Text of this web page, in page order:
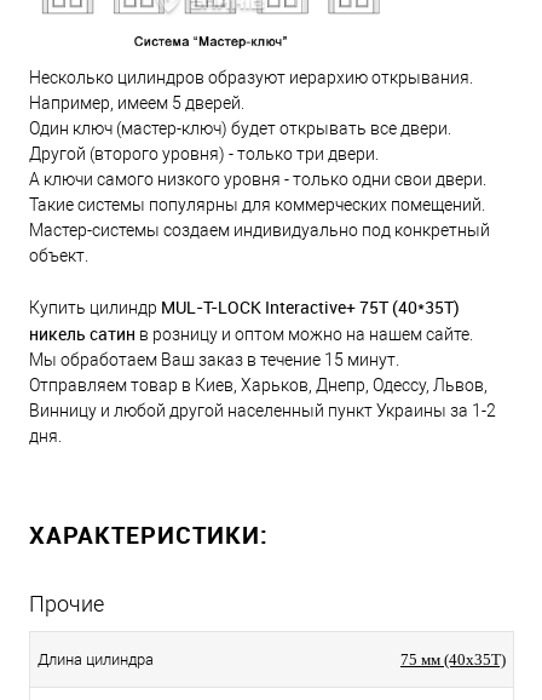
Несколько цилиндров образуют иерархию открывания.
Например, имеем 5 дверей.
Один ключ (мастер-ключ) будет открывать все двери.
Другой (второго уровня) - только три двери.
А ключи самого низкого уровня - только одни свои двери.
Такие системы популярны для коммерческих помещений.
Мастер-системы создаем индивидуально под конкретный
объект.
Купить цилиндр MUL-T-LOCK Interactive+ 75Т (40*35T)
никель сатин в розницу и оптом можно на нашем сайте.
Мы обработаем Ваш заказ в течение 15 минут.
Отправляем товар в Киев, Харьков, Днепр, Одессу, Львов,
Винницу и любой другой населенный пункт Украины за 1-2
дня.
ХАРАКТЕРИСТИКИ:
Прочие
Длина цилиндра 75 мм (40x35T)